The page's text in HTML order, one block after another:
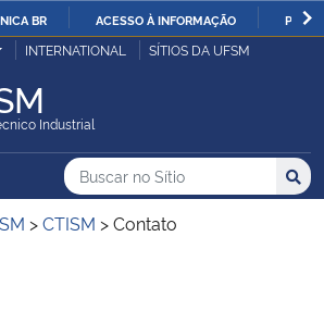
IR
BR ACESSO À INFORMAÇÃO
Pública
INTERNATIONAL SÍTIOS DA UFSM
Industrial
do Sítio
Busca
Buscar no no Sítio
Busca:
>CTISM >Contato